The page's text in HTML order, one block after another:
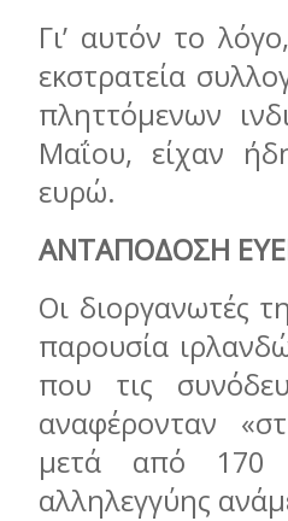
Γι’ αυτόν το
εκστρατεία
πληττόμενων
Μαΐου, είχαν
ευρώ.
ΑΝΤΑΠΟΔΟΣΗ
Οι διοργανωτές
παρουσία
που τις
αναφέρονταν
μετά από 170
αλληλεγγύης